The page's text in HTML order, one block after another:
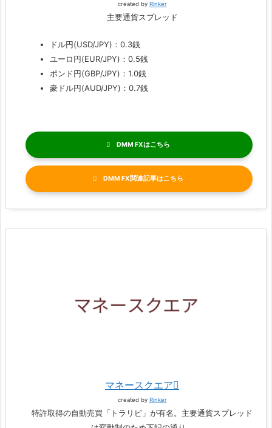
created by Rinker
主要通貨スプレッド
ドル円(USD/JPY)：0.3銭
ユーロ円(EUR/JPY)：0.5銭
ポンド円(GBP/JPY)：1.0銭
豪ドル円(AUD/JPY)：0.7銭
DMM FX
DMM FX関連記事
マネースクエア
created by Rinker
特許取得の自動売買「トラリピ」が有名。主要通貨スプレッド